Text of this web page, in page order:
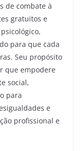
de combate à
gratuitos e
para que cada
Seu propósito
que empodere
social,
para
e
profissional e